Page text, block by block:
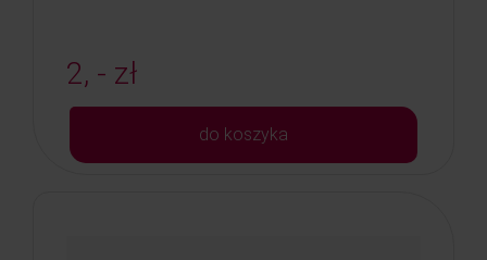
2, - zł
do koszyka